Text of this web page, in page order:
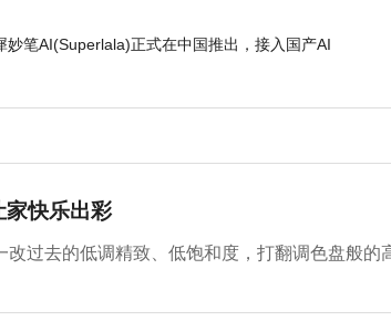
妙笔AI(Superlala)正式在中国推出，接入国产AI
家快乐出彩
过去的低调精致、低饱和度，打翻调色盘般的